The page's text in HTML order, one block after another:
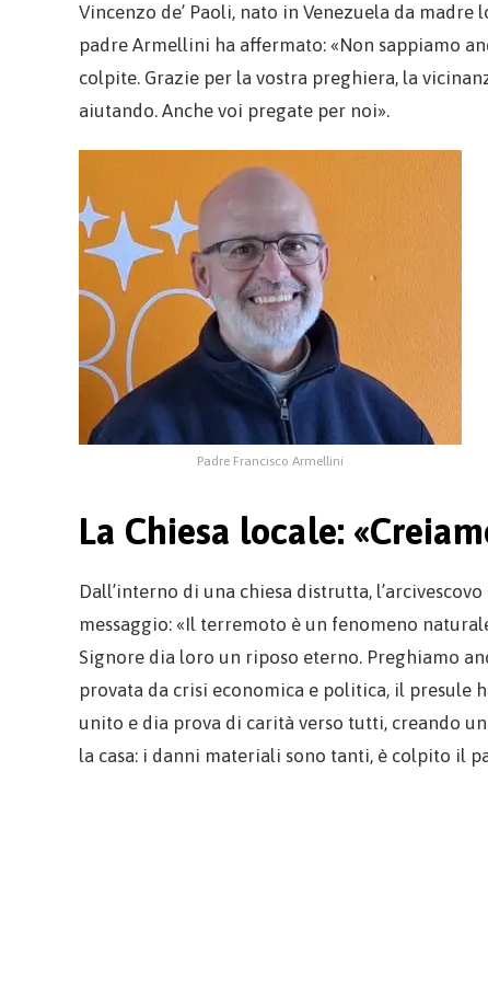
Vincenzo de’ Paoli, nato in Venezuela da
padre Armellini ha affermato: «Non sappiamo
colpite. Grazie per la vostra preghiera, la
aiutando. Anche voi pregate per noi».
Padre Francisco Armellini
La Chiesa locale:
Dall’interno di una chiesa distrutta, l’arcivescovo
messaggio: «Il terremoto è un fenomeno
Signore dia loro un riposo eterno. Preghiamo
provata da crisi economica e politica, il presule
unito e dia prova di carità verso tutti, creando
la casa: i danni materiali sono tanti, è colpito il